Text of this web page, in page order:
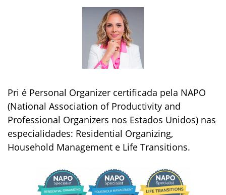
Pri é Personal Organizer certificada pela NAPO
(National Association of Productivity and
Professional Organizers nos Estados Unidos) nas
especialidades: Residential Organizing,
Household Management e Life Transitions.